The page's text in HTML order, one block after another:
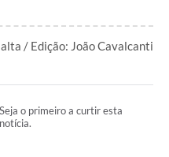
/ Edição: João Cavalcanti
Seja o primeiro a curtir esta
notícia.